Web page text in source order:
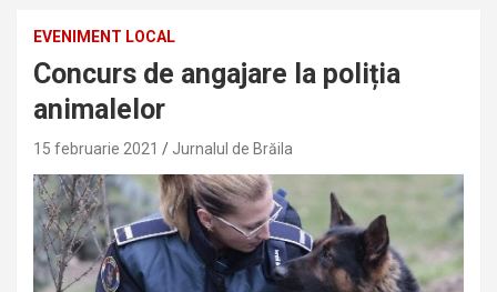
EVENIMENT LOCAL
Concurs de angajare la poliția
animalelor
15 februarie 2021 Jurnalul de Brăila